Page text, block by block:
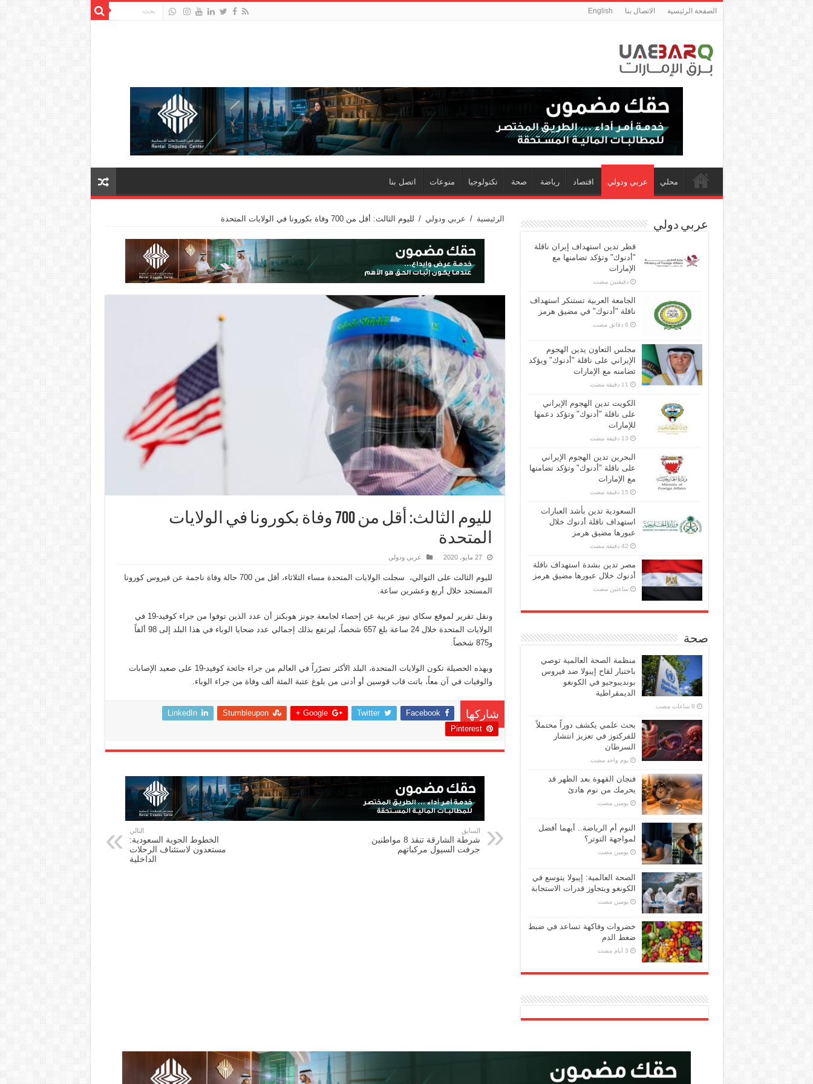
الصفحة الرئيسية الاتصال بنا English
محلي عربي ودولي اقتصاد رياضة صحة تكنولوجيا منوعات اتصل بنا
الرئيسية / عربي ودولي / لليوم الثالث: أقل من 700 وفاة بكورونا في الولايات المتحدة
لليوم الثالث: أقل من 700 وفاة بكورونا في الولايات
المتحدة
27 مايو، 2020 عربي ودولي
لليوم الثالث على التوالي، سجلت الولايات المتحدة مساء الثلاثاء، أقل من 700 حالة وفاة ناجمة عن فيروس كورونا
المستجد خلال أربع وعشرين ساعة.
ونقل تقرير لموقع سكاي نيوز عربية عن إحصاء لجامعة جونز هوبكنز أن عدد الذين توفوا من جراء كوفيد-19 في
الولايات المتحدة خلال 24 ساعة بلغ 657 شخصاً، ليرتفع بذلك إجمالي عدد ضحايا الوباء في هذا البلد إلى 98 ألفاً
و875 شخصاً.
وبهذه الحصيلة تكون الولايات المتحدة، البلد الأكثر تضرّراً في العالم من جراء جائحة كوفيد-19 على صعيد الإصابات
والوفيات في آن معاً، باتت قاب قوسين أو أدنى من بلوغ عتبة المئة ألف وفاة من جراء الوباء.
شاركها Facebook
Twitter
Google +
Stumbleupon
LinkedIn
Pinterest
السابق
شرطة الشارقة تنقذ 8 مواطنين
جرفت السيول مركباتهم
التالي
الخطوط الجوية السعودية:
مستعدون لاستئناف الرحلات
الداخلية
عربي دولي
قطر تدين استهداف إيران ناقلة
"أدنوك" وتؤكد تضامنها مع
الإمارات
‏دقيقتين مضت
الجامعة العربية تستنكر استهداف
ناقلة "أدنوك" في مضيق هرمز
مجلس التعاون يدين الهجوم
الإيراني على ناقلة "أدنوك" ويؤكد
تضامنه مع الإمارات
الكويت تدين الهجوم الإيراني
على ناقلة "أدنوك" وتؤكد دعمها
للإمارات
البحرين تدين الهجوم الإيراني
على ناقلة "أدنوك" وتؤكد تضامنها
مع الإمارات
السعودية تدين بأشد العبارات
استهداف ناقلة أدنوك خلال
عبورها مضيق هرمز
مصر تدين بشدة استهداف ناقلة
أدنوك خلال عبورها مضيق هرمز
‏ساعتين مضت
صحة
منظمة الصحة العالمية توصي
باختبار لقاح إيبولا ضد فيروس
بونديبوجيو في الكونغو
الديمقراطية
بحث علمي يكشف دوراً محتملاً
للفركتوز في تعزيز انتشار
السرطان
‏يوم واحد مضت
فنجان القهوة بعد الظهر قد
يحرمك من نوم هادئ
‏يومين مضت
النوم أم الرياضة.. أيهما أفضل
لمواجهة التوتر؟
‏يومين مضت
الصحة العالمية: إيبولا يتوسع في
الكونغو ويتجاوز قدرات الاستجابة
‏يومين مضت
خضروات وفاكهة تساعد في ضبط
ضغط الدم